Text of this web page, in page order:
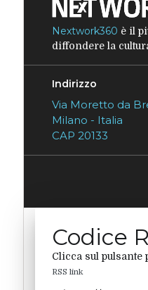
Nextwork360 è il
diffondere la
Indirizzo
Via Moretto da
Milano - Italia
CAP 20133
Codice
Clicca sul pulsante
RSS link